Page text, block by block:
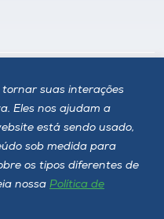
tornar suas interações
Eles nos ajudam a
está sendo usado,
sob medida para
os tipos diferentes de
nossa Política de